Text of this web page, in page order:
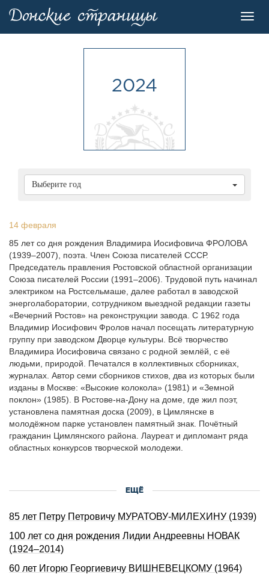
2024
Выберите год
14 февраля
85 лет со дня рождения Владимира Иосифовича ФРОЛОВА
(1939–2007), поэта. Член Союза писателей СССР.
Председатель правления Ростовской областной организации
Союза писателей России (1991–2006). Трудовой путь начинал
электриком на Ростсельмаше, далее работал в заводской
энерголаборатории, сотрудником выездной редакции газеты
«Вечерний Ростов» на реконструкции завода. С 1962 года
Владимир Иосифович Фролов начал посещать литературную
группу при заводском Дворце культуры. Всё творчество
Владимира Иосифовича связано с родной землёй, с её
людьми, природой. Печатался в коллективных сборниках,
журналах. Автор семи сборников стихов, два из которых были
изданы в Москве: «Высокие колокола» (1981) и «Земной
поклон» (1985). В Ростове-на-Дону на доме, где жил поэт,
установлена памятная доска (2009), в Цимлянске в
молодёжном парке установлен памятный знак. Почётный
гражданин Цимлянского района. Лауреат и дипломант ряда
областных конкурсов творческой молодежи.
ЕЩЁ
85 лет Петру Петровичу МУРАТОВУ-МИЛЕХИНУ (1939)
100 лет со дня рождения Лидии Андреевны НОВАК
(1924–2014)
60 лет Игорю Георгиевичу ВИШНЕВЕЦКОМУ (1964)